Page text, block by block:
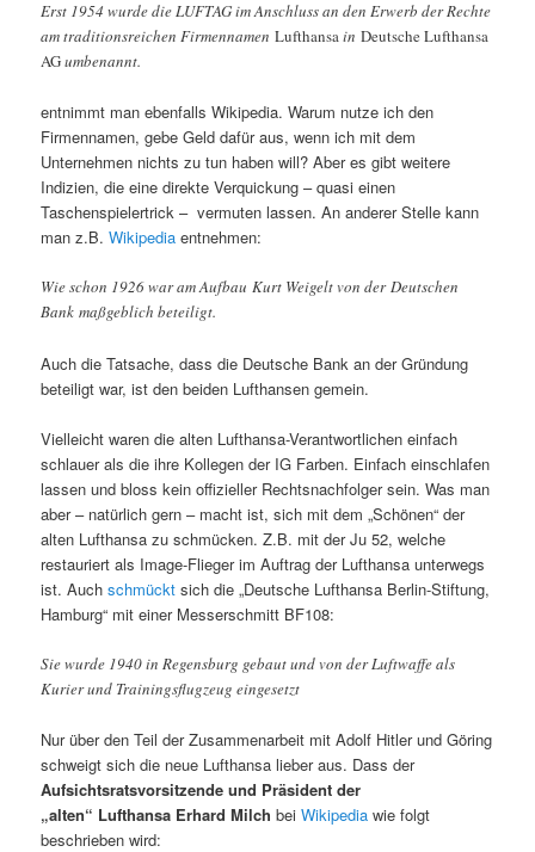
Erst 1954 wurde die LUFTAG im Anschluss an den Erwerb der Rechte
am traditionsreichen FirmennamenLufthansainDeutsche Lufthansa
AGumbenannt.
entnimmt man ebenfalls Wikipedia. Warum nutze ich den
Firmennamen, gebe Geld dafür aus, wenn ich mit dem
Unternehmen nichts zu tun haben will? Aber es gibt weitere
Indizien, die eine direkte Verquickung – quasi einen
Taschenspielertrick – vermuten lassen. An anderer Stelle kann
man z.B.Wikipediaentnehmen:
Wie schon 1926 war am Aufbau Kurt Weigelt von der Deutschen
Bank maßgeblich beteiligt.
Auch die Tatsache, dass die Deutsche Bank an der Gründung
beteiligt war, ist den beiden Lufthansen gemein.
Vielleicht waren die alten Lufthansa-Verantwortlichen einfach
schlauer als die ihre Kollegen der IG Farben. Einfach einschlafen
lassen und bloss kein offizieller Rechtsnachfolger sein. Was man
aber – natürlich gern – macht ist, sich mit dem „Schönen“ der
alten Lufthansa zu schmücken. Z.B. mit der Ju 52, welche
restauriert als Image-Flieger im Auftrag der Lufthansa unterwegs
ist. Auchschmücktsich die „Deutsche Lufthansa Berlin-Stiftung,
Hamburg“ mit einer Messerschmitt BF108:
Sie wurde 1940 in Regensburg gebaut und von der Luftwaffe als
Kurier und Trainingsflugzeug eingesetzt
Nur über den Teil der Zusammenarbeit mit Adolf Hitler und Göring
schweigt sich die neue Lufthansa lieber aus. Dass der
Aufsichtsratsvorsitzende und Präsident der
„alten“ Lufthansa Erhard Milch beiWikipediawie folgt
beschrieben wird: